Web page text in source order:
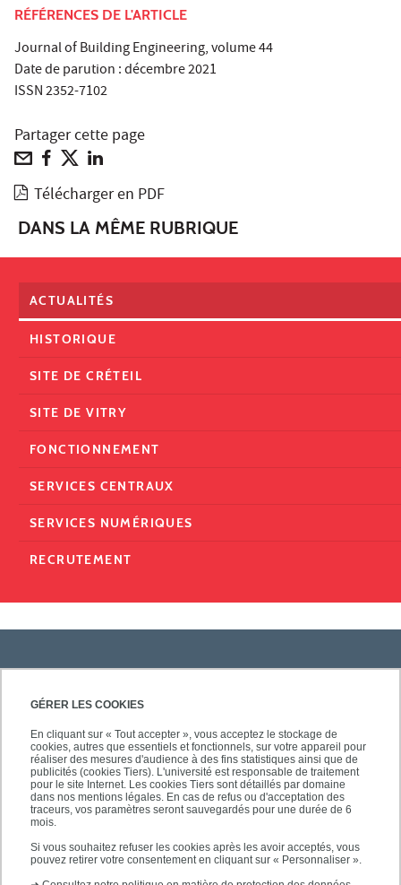
GÉRER LES COOKIES
En cliquant sur « Tout accepter », vous acceptez le stockage de
cookies, autres que essentiels et fonctionnels, sur votre appareil pour
réaliser des mesures d'audience à des fins statistiques ainsi que de
publicités (cookies Tiers). L'université est responsable de traitement
pour le site Internet. Les cookies Tiers sont détaillés par domaine
dans nos mentions légales. En cas de refus ou d'acceptation des
traceurs, vos paramètres seront sauvegardés pour une durée de 6
mois.
Si vous souhaitez refuser les cookies après les avoir acceptés, vous
pouvez retirer votre consentement en cliquant sur « Personnaliser ».
RÉFÉRENCES DE L'ARTICLE
Journal of Building Engineering, volume 44
Date de parution : décembre 2021
ISSN 2352-7102
Partager cette page
Télécharger en PDF
DANS LA MÊME RUBRIQUE
ACTUALITÉS
HISTORIQUE
SITE DE CRÉTEIL
SITE DE VITRY
FONCTIONNEMENT
SERVICES CENTRAUX
SERVICES NUMÉRIQUES
RECRUTEMENT
PRATIQUE
ACCÈS RAPIDES
SUIVEZ-NOUS